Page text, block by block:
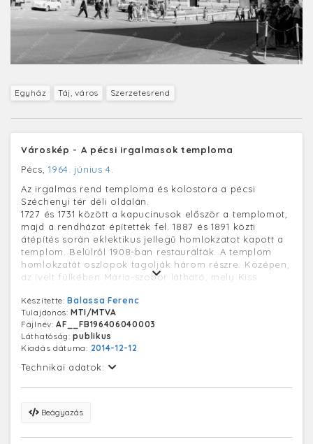
Egyház Táj, város Szerzetesrend
Városkép - A pécsi irgalmasok temploma
Pécs,1964. június 4.
Az irgalmas rend temploma és kolostora a pécsi
Széchenyi tér déli oldalán.
1727 és 1731 között a kapucinusok először a templomot,
majd a rendházat építették fel. 1887 és 1891 közti
átépítés során eklektikus jellegű homlokzatot kapott a
templom. Belülről 1908-ban restaurálták. A templom
homlokzatát oszlopok tagolják három részre. Középen,
az ívelt fülkében Mária-szobor látható, mely Kiss
Készítette:Balassa Ferenc
Tulajdonos:MTI/MTVA
Fájlnév:AF__FB196406040003
Láthatóság:publikus
Kiadás dátuma: 2014-12-12
Technikai adatok:
Beágyazás